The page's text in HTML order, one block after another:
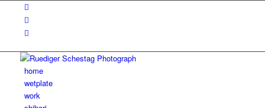
home
wetplate
work